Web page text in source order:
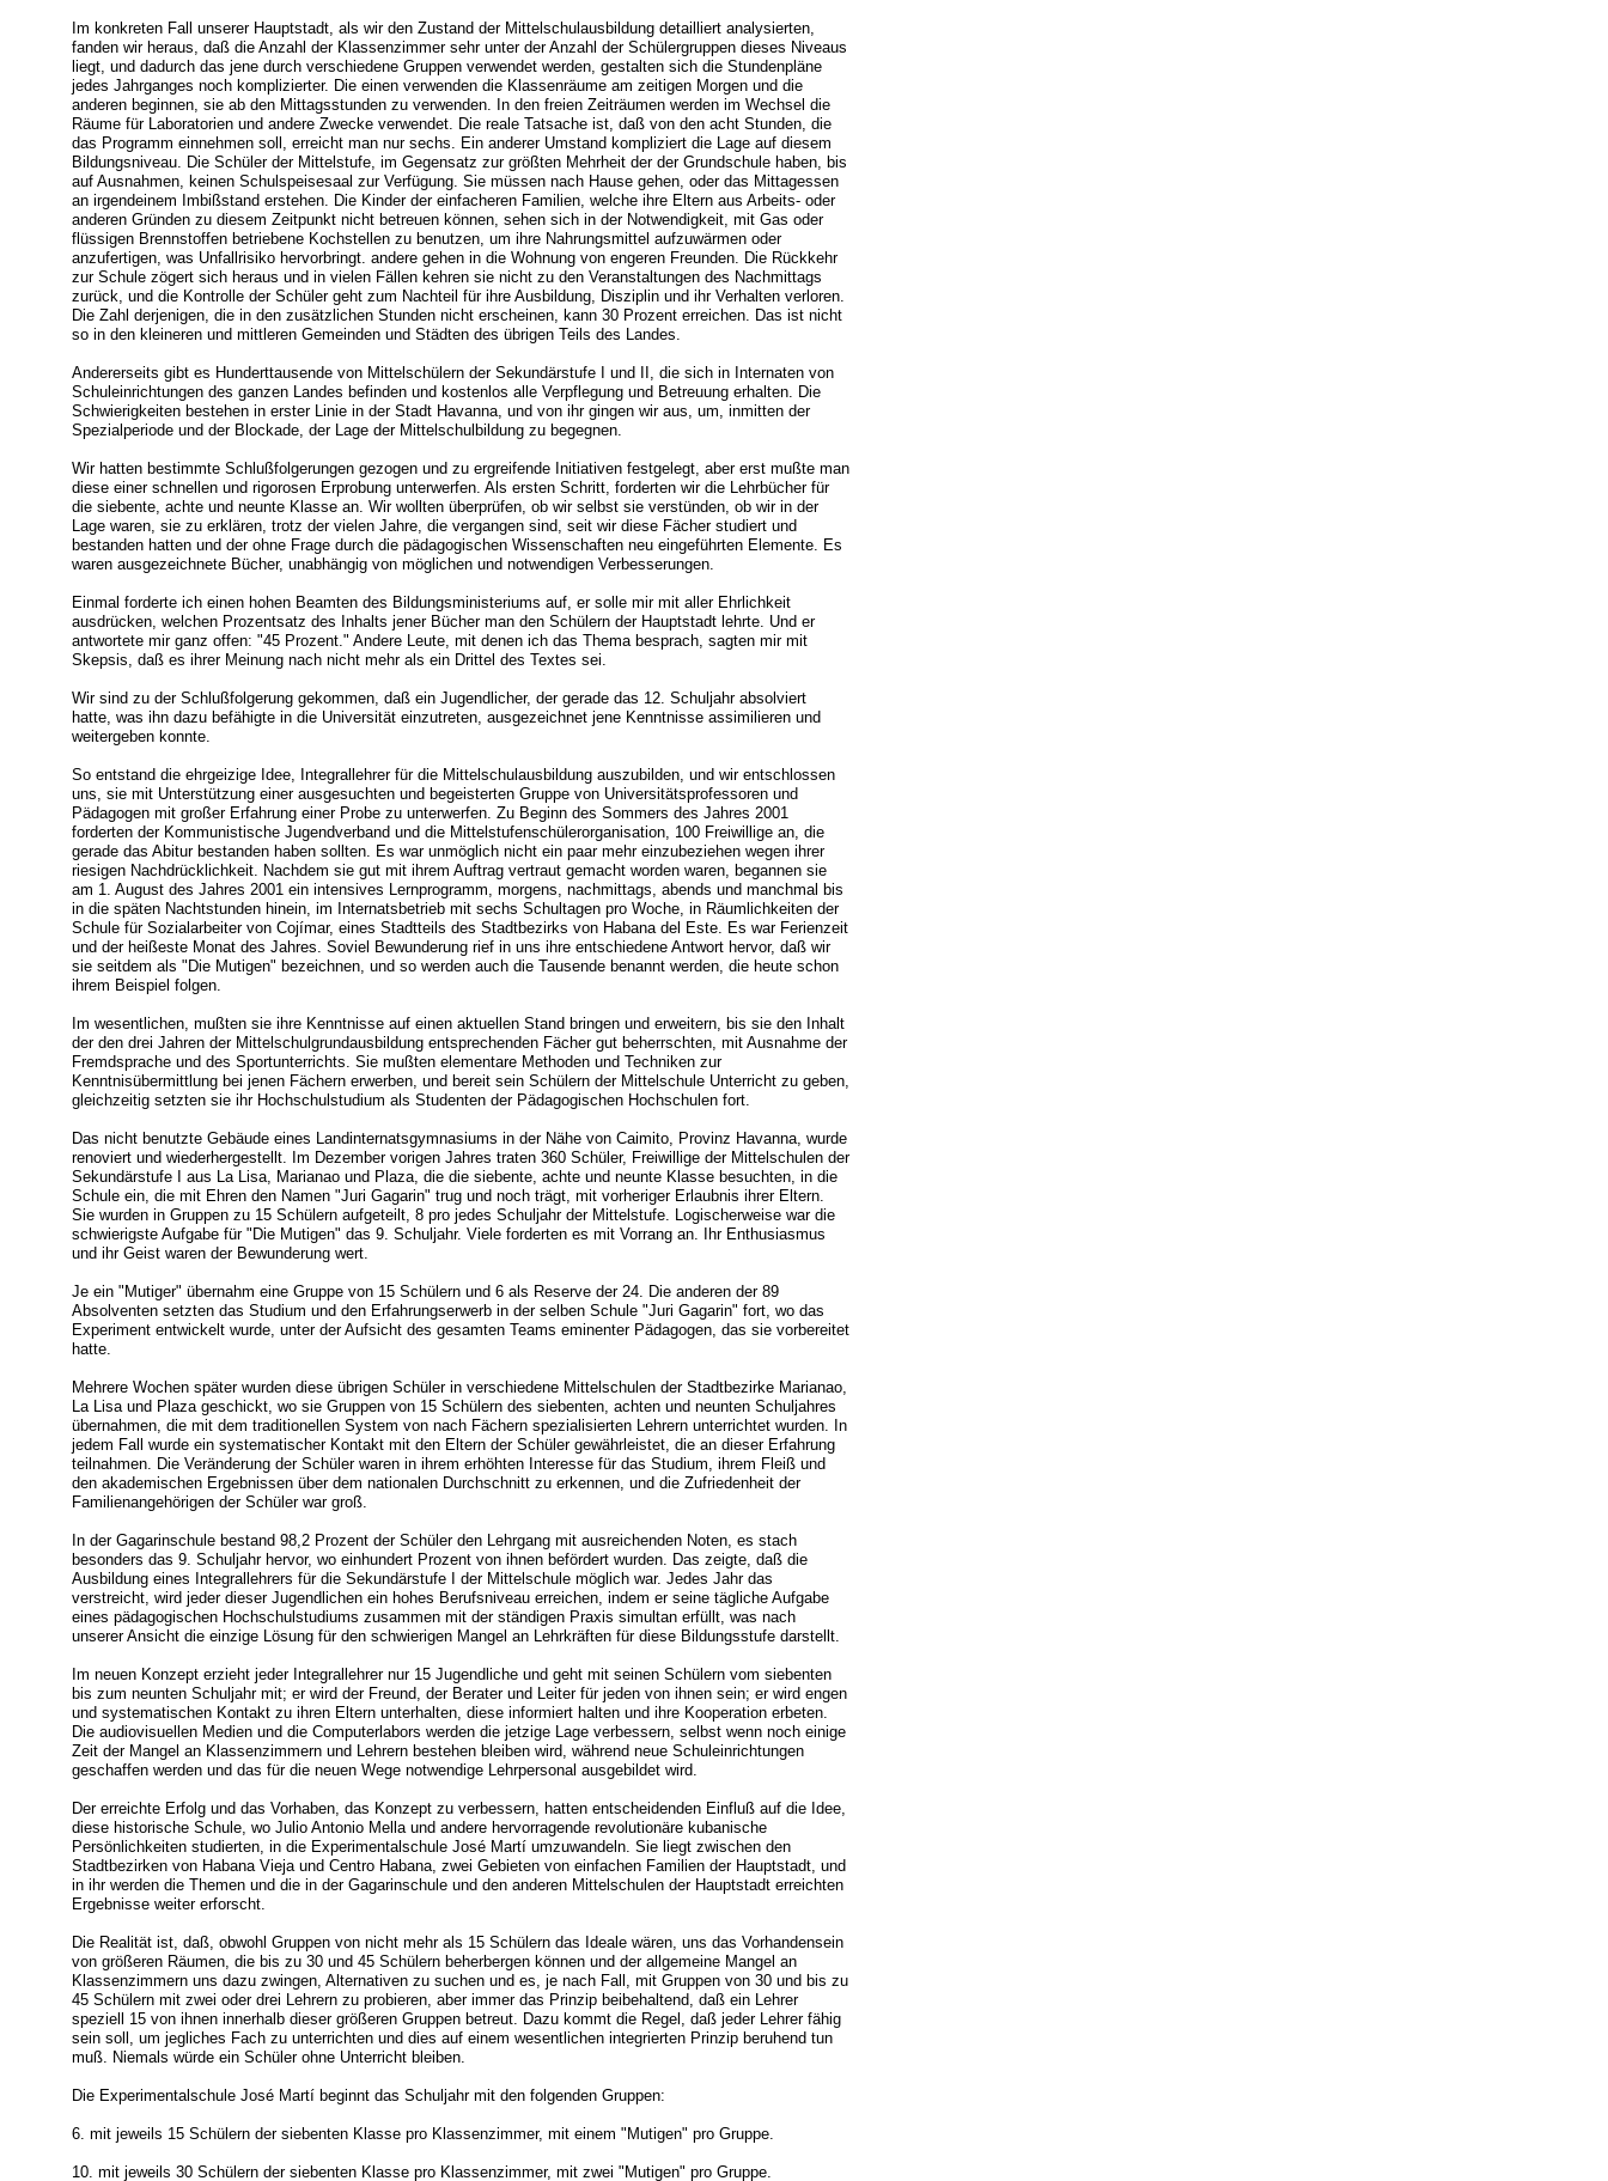
Im konkreten Fall unserer Hauptstadt, als wir den Zustand der Mittelschulausbildung detailliert analysierten,
fanden wir heraus, daß die Anzahl der Klassenzimmer sehr unter der Anzahl der Schülergruppen dieses Niveaus
liegt, und dadurch das jene durch verschiedene Gruppen verwendet werden, gestalten sich die Stundenpläne
jedes Jahrganges noch komplizierter. Die einen verwenden die Klassenräume am zeitigen Morgen und die
anderen beginnen, sie ab den Mittagsstunden zu verwenden. In den freien Zeiträumen werden im Wechsel die
Räume für Laboratorien und andere Zwecke verwendet. Die reale Tatsache ist, daß von den acht Stunden, die
das Programm einnehmen soll, erreicht man nur sechs. Ein anderer Umstand kompliziert die Lage auf diesem
Bildungsniveau. Die Schüler der Mittelstufe, im Gegensatz zur größten Mehrheit der der Grundschule haben, bis
auf Ausnahmen, keinen Schulspeisesaal zur Verfügung. Sie müssen nach Hause gehen, oder das Mittagessen
an irgendeinem Imbißstand erstehen. Die Kinder der einfacheren Familien, welche ihre Eltern aus Arbeits- oder
anderen Gründen zu diesem Zeitpunkt nicht betreuen können, sehen sich in der Notwendigkeit, mit Gas oder
flüssigen Brennstoffen betriebene Kochstellen zu benutzen, um ihre Nahrungsmittel aufzuwärmen oder
anzufertigen, was Unfallrisiko hervorbringt. andere gehen in die Wohnung von engeren Freunden. Die Rückkehr
zur Schule zögert sich heraus und in vielen Fällen kehren sie nicht zu den Veranstaltungen des Nachmittags
zurück, und die Kontrolle der Schüler geht zum Nachteil für ihre Ausbildung, Disziplin und ihr Verhalten verloren.
Die Zahl derjenigen, die in den zusätzlichen Stunden nicht erscheinen, kann 30 Prozent erreichen. Das ist nicht
so in den kleineren und mittleren Gemeinden und Städten des übrigen Teils des Landes.
Andererseits gibt es Hunderttausende von Mittelschülern der Sekundärstufe I und II, die sich in Internaten von
Schuleinrichtungen des ganzen Landes befinden und kostenlos alle Verpflegung und Betreuung erhalten. Die
Schwierigkeiten bestehen in erster Linie in der Stadt Havanna, und von ihr gingen wir aus, um, inmitten der
Spezialperiode und der Blockade, der Lage der Mittelschulbildung zu begegnen.
Wir hatten bestimmte Schlußfolgerungen gezogen und zu ergreifende Initiativen festgelegt, aber erst mußte man
diese einer schnellen und rigorosen Erprobung unterwerfen. Als ersten Schritt, forderten wir die Lehrbücher für
die siebente, achte und neunte Klasse an. Wir wollten überprüfen, ob wir selbst sie verstünden, ob wir in der
Lage waren, sie zu erklären, trotz der vielen Jahre, die vergangen sind, seit wir diese Fächer studiert und
bestanden hatten und der ohne Frage durch die pädagogischen Wissenschaften neu eingeführten Elemente. Es
waren ausgezeichnete Bücher, unabhängig von möglichen und notwendigen Verbesserungen.
Einmal forderte ich einen hohen Beamten des Bildungsministeriums auf, er solle mir mit aller Ehrlichkeit
ausdrücken, welchen Prozentsatz des Inhalts jener Bücher man den Schülern der Hauptstadt lehrte. Und er
antwortete mir ganz offen: "45 Prozent." Andere Leute, mit denen ich das Thema besprach, sagten mir mit
Skepsis, daß es ihrer Meinung nach nicht mehr als ein Drittel des Textes sei.
Wir sind zu der Schlußfolgerung gekommen, daß ein Jugendlicher, der gerade das 12. Schuljahr absolviert
hatte, was ihn dazu befähigte in die Universität einzutreten, ausgezeichnet jene Kenntnisse assimilieren und
weitergeben konnte.
So entstand die ehrgeizige Idee, Integrallehrer für die Mittelschulausbildung auszubilden, und wir entschlossen
uns, sie mit Unterstützung einer ausgesuchten und begeisterten Gruppe von Universitätsprofessoren und
Pädagogen mit großer Erfahrung einer Probe zu unterwerfen. Zu Beginn des Sommers des Jahres 2001
forderten der Kommunistische Jugendverband und die Mittelstufenschülerorganisation, 100 Freiwillige an, die
gerade das Abitur bestanden haben sollten. Es war unmöglich nicht ein paar mehr einzubeziehen wegen ihrer
riesigen Nachdrücklichkeit. Nachdem sie gut mit ihrem Auftrag vertraut gemacht worden waren, begannen sie
am 1. August des Jahres 2001 ein intensives Lernprogramm, morgens, nachmittags, abends und manchmal bis
in die späten Nachtstunden hinein, im Internatsbetrieb mit sechs Schultagen pro Woche, in Räumlichkeiten der
Schule für Sozialarbeiter von Cojímar, eines Stadtteils des Stadtbezirks von Habana del Este. Es war Ferienzeit
und der heißeste Monat des Jahres. Soviel Bewunderung rief in uns ihre entschiedene Antwort hervor, daß wir
sie seitdem als "Die Mutigen" bezeichnen, und so werden auch die Tausende benannt werden, die heute schon
ihrem Beispiel folgen.
Im wesentlichen, mußten sie ihre Kenntnisse auf einen aktuellen Stand bringen und erweitern, bis sie den Inhalt
der den drei Jahren der Mittelschulgrundausbildung entsprechenden Fächer gut beherrschten, mit Ausnahme der
Fremdsprache und des Sportunterrichts. Sie mußten elementare Methoden und Techniken zur
Kenntnisübermittlung bei jenen Fächern erwerben, und bereit sein Schülern der Mittelschule Unterricht zu geben,
gleichzeitig setzten sie ihr Hochschulstudium als Studenten der Pädagogischen Hochschulen fort.
Das nicht benutzte Gebäude eines Landinternatsgymnasiums in der Nähe von Caimito, Provinz Havanna, wurde
renoviert und wiederhergestellt. Im Dezember vorigen Jahres traten 360 Schüler, Freiwillige der Mittelschulen der
Sekundärstufe I aus La Lisa, Marianao und Plaza, die die siebente, achte und neunte Klasse besuchten, in die
Schule ein, die mit Ehren den Namen "Juri Gagarin" trug und noch trägt, mit vorheriger Erlaubnis ihrer Eltern.
Sie wurden in Gruppen zu 15 Schülern aufgeteilt, 8 pro jedes Schuljahr der Mittelstufe. Logischerweise war die
schwierigste Aufgabe für "Die Mutigen" das 9. Schuljahr. Viele forderten es mit Vorrang an. Ihr Enthusiasmus
und ihr Geist waren der Bewunderung wert.
Je ein "Mutiger" übernahm eine Gruppe von 15 Schülern und 6 als Reserve der 24. Die anderen der 89
Absolventen setzten das Studium und den Erfahrungserwerb in der selben Schule "Juri Gagarin" fort, wo das
Experiment entwickelt wurde, unter der Aufsicht des gesamten Teams eminenter Pädagogen, das sie vorbereitet
hatte.
Mehrere Wochen später wurden diese übrigen Schüler in verschiedene Mittelschulen der Stadtbezirke Marianao,
La Lisa und Plaza geschickt, wo sie Gruppen von 15 Schülern des siebenten, achten und neunten Schuljahres
übernahmen, die mit dem traditionellen System von nach Fächern spezialisierten Lehrern unterrichtet wurden. In
jedem Fall wurde ein systematischer Kontakt mit den Eltern der Schüler gewährleistet, die an dieser Erfahrung
teilnahmen. Die Veränderung der Schüler waren in ihrem erhöhten Interesse für das Studium, ihrem Fleiß und
den akademischen Ergebnissen über dem nationalen Durchschnitt zu erkennen, und die Zufriedenheit der
Familienangehörigen der Schüler war groß.
In der Gagarinschule bestand 98,2 Prozent der Schüler den Lehrgang mit ausreichenden Noten, es stach
besonders das 9. Schuljahr hervor, wo einhundert Prozent von ihnen befördert wurden. Das zeigte, daß die
Ausbildung eines Integrallehrers für die Sekundärstufe I der Mittelschule möglich war. Jedes Jahr das
verstreicht, wird jeder dieser Jugendlichen ein hohes Berufsniveau erreichen, indem er seine tägliche Aufgabe
eines pädagogischen Hochschulstudiums zusammen mit der ständigen Praxis simultan erfüllt, was nach
unserer Ansicht die einzige Lösung für den schwierigen Mangel an Lehrkräften für diese Bildungsstufe darstellt.
Im neuen Konzept erzieht jeder Integrallehrer nur 15 Jugendliche und geht mit seinen Schülern vom siebenten
bis zum neunten Schuljahr mit; er wird der Freund, der Berater und Leiter für jeden von ihnen sein; er wird engen
und systematischen Kontakt zu ihren Eltern unterhalten, diese informiert halten und ihre Kooperation erbeten.
Die audiovisuellen Medien und die Computerlabors werden die jetzige Lage verbessern, selbst wenn noch einige
Zeit der Mangel an Klassenzimmern und Lehrern bestehen bleiben wird, während neue Schuleinrichtungen
geschaffen werden und das für die neuen Wege notwendige Lehrpersonal ausgebildet wird.
Der erreichte Erfolg und das Vorhaben, das Konzept zu verbessern, hatten entscheidenden Einfluß auf die Idee,
diese historische Schule, wo Julio Antonio Mella und andere hervorragende revolutionäre kubanische
Persönlichkeiten studierten, in die Experimentalschule José Martí umzuwandeln. Sie liegt zwischen den
Stadtbezirken von Habana Vieja und Centro Habana, zwei Gebieten von einfachen Familien der Hauptstadt, und
in ihr werden die Themen und die in der Gagarinschule und den anderen Mittelschulen der Hauptstadt erreichten
Ergebnisse weiter erforscht.
Die Realität ist, daß, obwohl Gruppen von nicht mehr als 15 Schülern das Ideale wären, uns das Vorhandensein
von größeren Räumen, die bis zu 30 und 45 Schülern beherbergen können und der allgemeine Mangel an
Klassenzimmern uns dazu zwingen, Alternativen zu suchen und es, je nach Fall, mit Gruppen von 30 und bis zu
45 Schülern mit zwei oder drei Lehrern zu probieren, aber immer das Prinzip beibehaltend, daß ein Lehrer
speziell 15 von ihnen innerhalb dieser größeren Gruppen betreut. Dazu kommt die Regel, daß jeder Lehrer fähig
sein soll, um jegliches Fach zu unterrichten und dies auf einem wesentlichen integrierten Prinzip beruhend tun
muß. Niemals würde ein Schüler ohne Unterricht bleiben.
Die Experimentalschule José Martí beginnt das Schuljahr mit den folgenden Gruppen:
6. mit jeweils 15 Schülern der siebenten Klasse pro Klassenzimmer, mit einem "Mutigen" pro Gruppe.
10. mit jeweils 30 Schülern der siebenten Klasse pro Klassenzimmer, mit zwei "Mutigen" pro Gruppe.